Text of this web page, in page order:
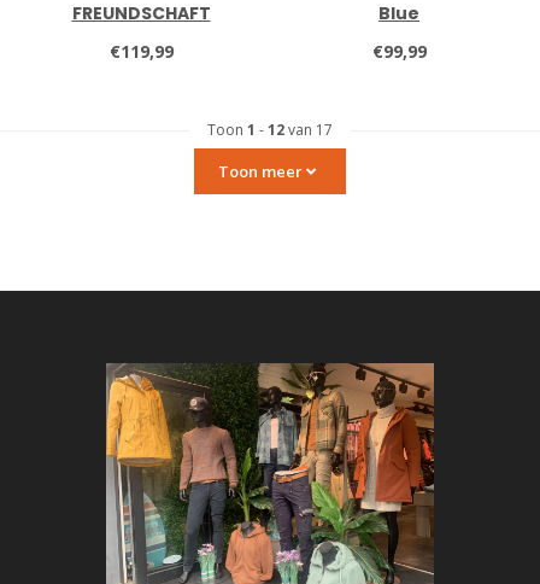
FREUNDSCHAFT
€119,99
Blue
€99,99
Toon 1 -12van 17
Toon meer